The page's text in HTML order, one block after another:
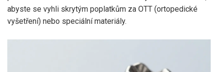
abyste se vyhli skrytým poplatkům za OTT (ortopedické
vyšetření) nebo speciální materiály.